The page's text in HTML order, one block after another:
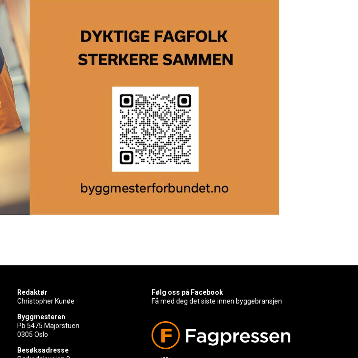
Redaktør
Christopher Kunøe
Byggmesteren
Pb 5475 Majorstuen
0305 Oslo
Besøksadresse
Følg oss på Facebook
Få med deg det siste innen byggebransjen